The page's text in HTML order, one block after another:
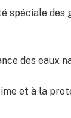
spéciale
des eaux
et à la